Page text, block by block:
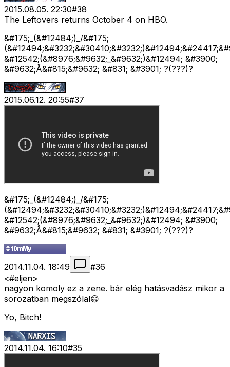
2015.08.05. 22:30#38
The Leftovers returns October 4 on HBO.
&#175;_(&#12484;)_/&#175;
&#12542;(&#8976;&#9632;_&#9632;)&#12494; &#3900;
&#9632;Å&#815;&#9632; &#831; &#3901; ?(???)?
2015.06.12. 20:55#37
&#175;_(&#12484;)_/&#175;
&#12542;(&#8976;&#9632;_&#9632;)&#12494; &#3900;
&#9632;Å&#815;&#9632; &#831; &#3901; ?(???)?
2014.11.04. 18:49 #36
<#eljen>
nagyon komoly ez a zene. bár elég hatásvadász mikor a
sorozatban megszólal😄
Yo, Bitch!
2014.11.04. 16:10#35